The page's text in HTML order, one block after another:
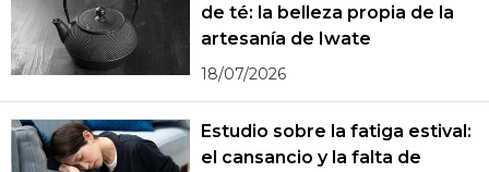
de té: la belleza propia de la
artesanía de Iwate
18/07/2026
Estudio sobre la fatiga estival:
el cansancio y la falta de